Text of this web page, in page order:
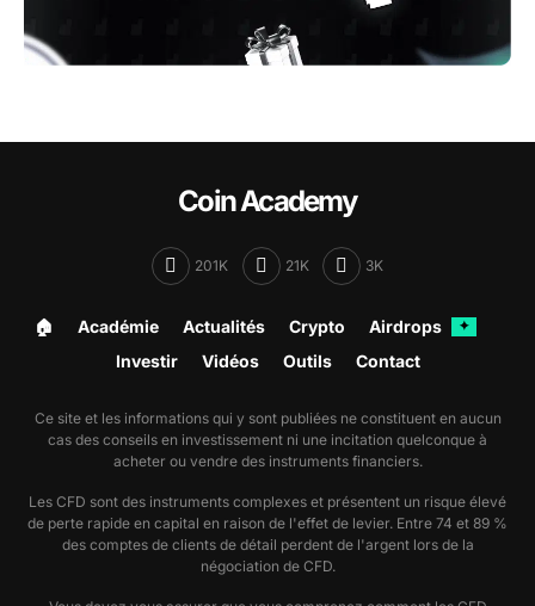
Coin Academy
201K 21K 3K
🏠︎ Académie Actualités Crypto Airdrops ✦
Investir Vidéos Outils Contact
Ce site et les informations qui y sont publiées ne constituent en aucun
cas des conseils en investissement ni une incitation quelconque à
acheter ou vendre des instruments financiers.
Les CFD sont des instruments complexes et présentent un risque élevé
de perte rapide en capital en raison de l'effet de levier. Entre 74 et 89 %
des comptes de clients de détail perdent de l'argent lors de la
négociation de CFD.